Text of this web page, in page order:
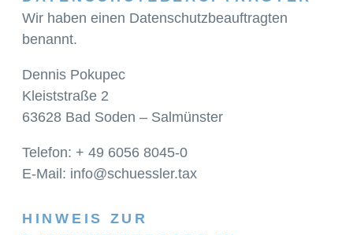
Wir haben einen Datenschutzbeauftragten
benannt.
Dennis Pokupec
Kleiststraße 2
63628 Bad Soden – Salmünster
Telefon: + 49 6056 8045-0
E-Mail: info@schuessler.tax
HINWEIS ZUR